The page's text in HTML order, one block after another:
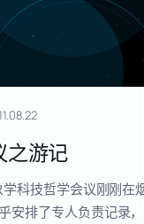
之游记
科技哲学会议刚刚在
安排了专人负责记录